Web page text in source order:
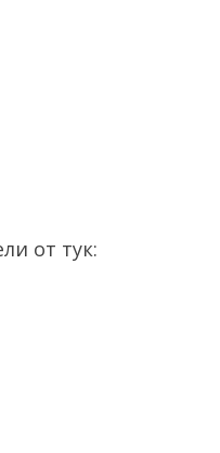
от тук: